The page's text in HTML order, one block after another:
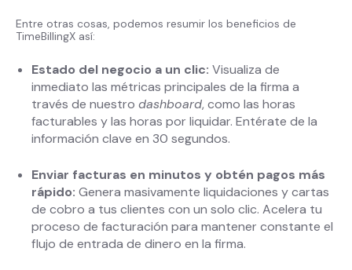
Entre otras cosas, podemos resumir los beneficios de
TimeBillingX así:
Estado del negocio a un clic: Visualiza de
inmediato las métricas principales de la firma a
través de nuestro dashboard, como las horas
facturables y las horas por liquidar. Entérate de la
información clave en 30 segundos.
Enviar facturas en minutos y obtén pagos más
rápido: Genera masivamente liquidaciones y cartas
de cobro a tus clientes con un solo clic. Acelera tu
proceso de facturación para mantener constante el
flujo de entrada de dinero en la firma.